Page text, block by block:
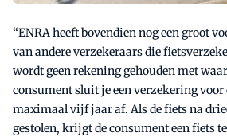
“ENRA heeft bovendien nog een groot
van andere verzekeraars die
wordt geen rekening gehouden met
consument sluit je een verzekering voor
maximaal vijf jaar af. Als de fiets na
gestolen, krijgt de consument een fiets